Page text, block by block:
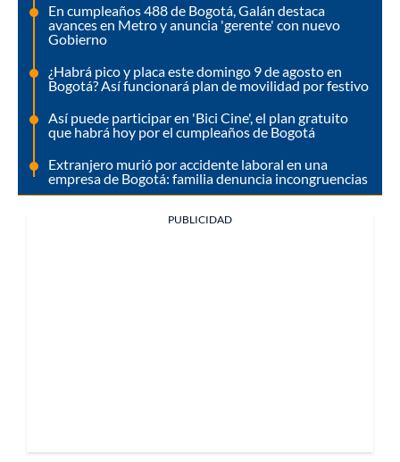
En cumpleaños 488 de Bogotá, Galán destaca
avances en Metro y anuncia 'gerente' con nuevo
Gobierno
¿Habrá pico y placa este domingo 9 de agosto en
Bogotá? Así funcionará plan de movilidad por festivo
Así puede participar en 'Bici Cine', el plan gratuito
que habrá hoy por el cumpleaños de Bogotá
Extranjero murió por accidente laboral en una
empresa de Bogotá: familia denuncia incongruencias
PUBLICIDAD